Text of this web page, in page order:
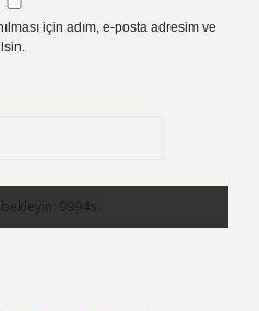
için adım, e-posta adresim ve